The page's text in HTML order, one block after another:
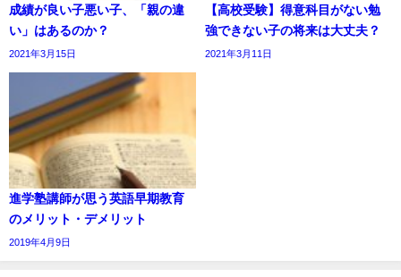
成績が良い子悪い子、「親の違
い」はあるのか？
2021年3月15日
【高校受験】得意科目がない勉
強できない子の将来は大丈夫？
2021年3月11日
進学塾講師が思う英語早期教育
のメリット・デメリット
2019年4月9日